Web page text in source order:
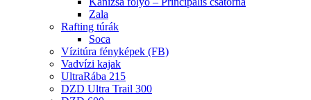
Zala
Rafting túrák
Soca
Vízitúra fényképek (FB)
Vadvízi kajak
UltraRába 215
DZD Ultra Trail 300